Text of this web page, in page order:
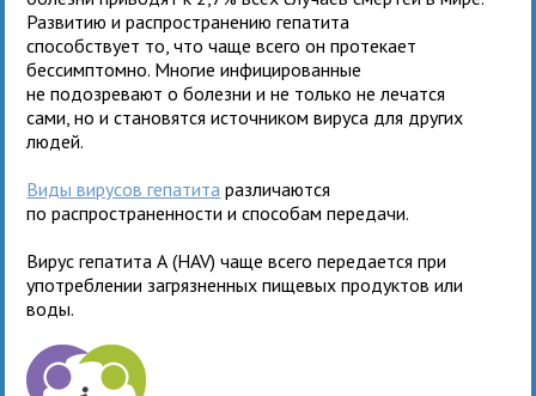
Развитию и распространению гепатита
способствует то, что чаще всего он протекает
бессимптомно. Многие инфицированные
не подозревают о болезни и не только не лечатся
сами, но и становятся источником вируса для других
людей.
Виды вирусов гепатита различаются
по распространенности и способам передачи.
Вирус гепатита А (HAV) чаще всего передается при
употреблении загрязненных пищевых продуктов или
воды.